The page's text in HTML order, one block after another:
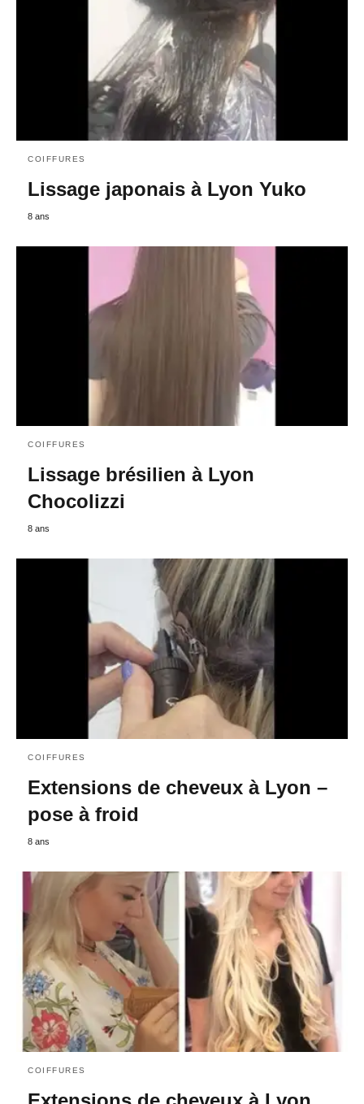
COIFFURES
Lissage japonais à Lyon Yuko
8 ans
COIFFURES
Lissage brésilien à Lyon
Chocolizzi
8 ans
COIFFURES
Extensions de cheveux à Lyon –
pose à froid
8 ans
COIFFURES